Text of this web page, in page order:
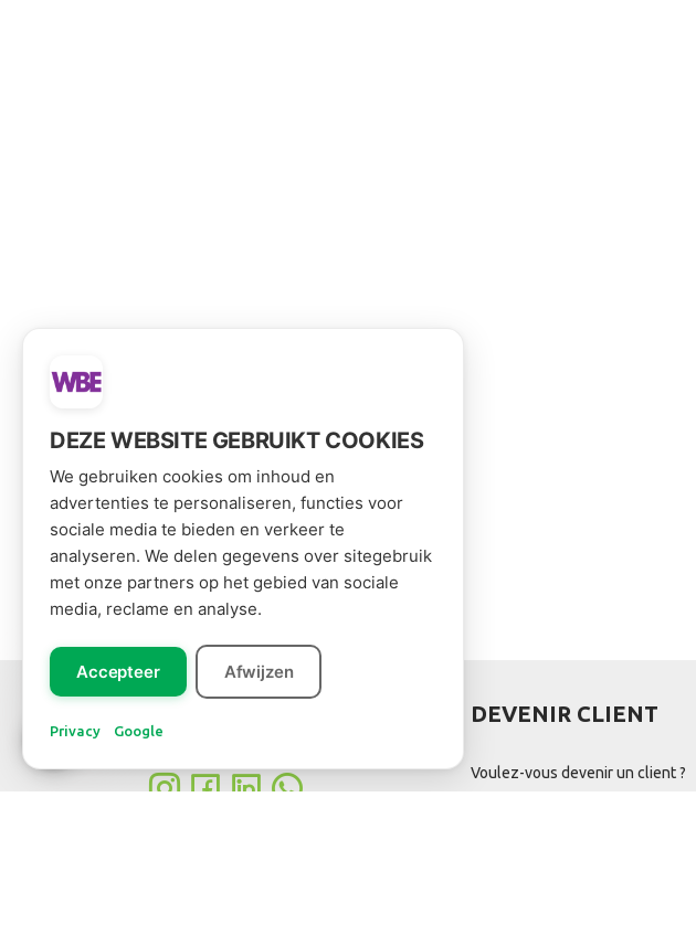
DEVENIR CLIENT
Voulez-vous devenir un client ?
DEZE WEBSITE GEBRUIKT COOKIES
We gebruiken cookies om inhoud en
advertenties te personaliseren, functies voor
sociale media te bieden en verkeer te
analyseren. We delen gegevens over sitegebruik
met onze partners op het gebied van sociale
media, reclame en analyse.
Accepteer Afwijzen
Privacy Google
Leer ons
kennen!